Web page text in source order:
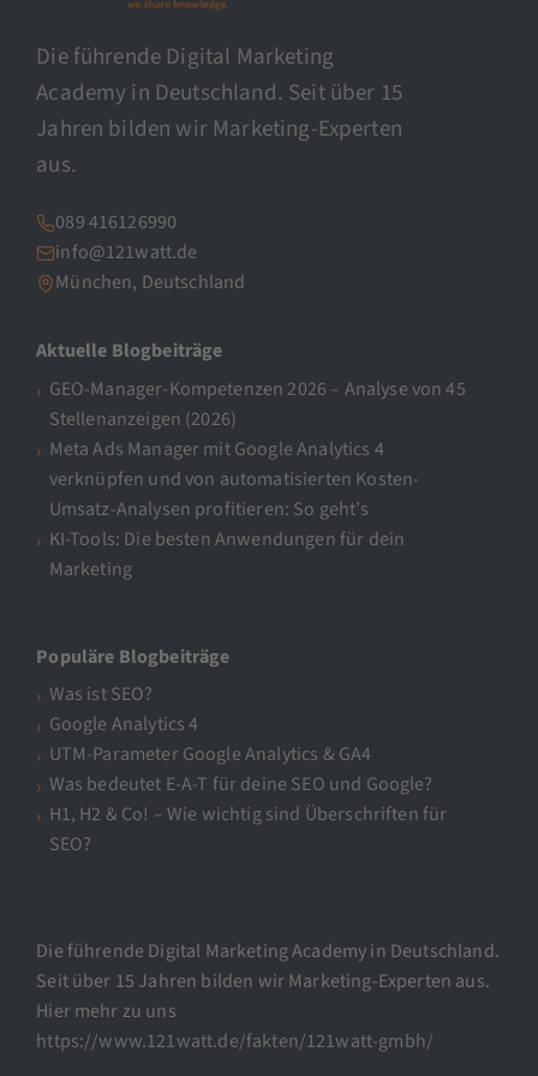
Die führende Digital Marketing
Academy in Deutschland. Seit über 15
Jahren bilden wir Marketing-Experten
aus.
089 416126990
info@121watt.de
München, Deutschland
Aktuelle Blogbeiträge
GEO-Manager-Kompetenzen 2026 – Analyse von 45
Stellenanzeigen (2026)
Meta Ads Manager mit Google Analytics 4
verknüpfen und von automatisierten Kosten-
Umsatz-Analysen profitieren: So geht’s
KI-Tools: Die besten Anwendungen für dein
Marketing
Populäre Blogbeiträge
Was ist SEO?
Google Analytics 4
UTM-Parameter Google Analytics & GA4
Was bedeutet E-A-T für deine SEO und Google?
H1, H2 & Co! – Wie wichtig sind Überschriften für
SEO?
Die führende Digital Marketing Academy in Deutschland.
Seit über 15 Jahren bilden wir Marketing-Experten aus.
Hier mehr zu uns
https://www.121watt.de/fakten/121watt-gmbh/